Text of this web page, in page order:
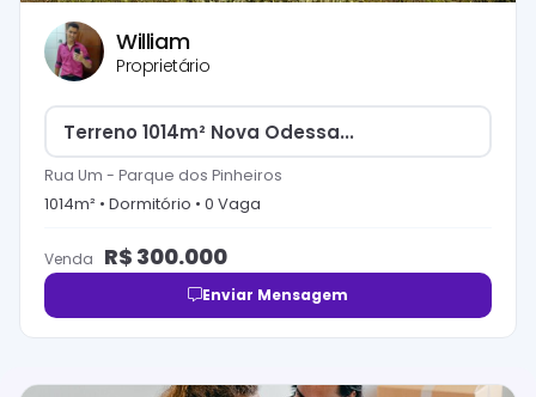
William
Proprietário
Terreno 1014m² Nova Odessa...
Rua Um - Parque dos Pinheiros
1014m² • Dormitório • 0 Vaga
Venda R$ 300.000
Enviar Mensagem